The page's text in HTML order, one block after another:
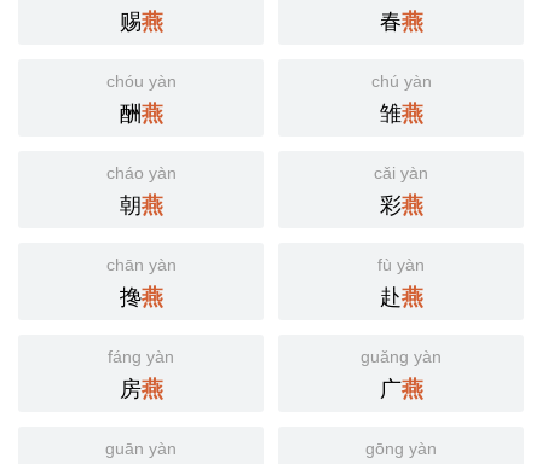
赐燕 春燕
chóu yàn
酬燕
chú yàn
雏燕
cháo yàn
朝燕
cǎi yàn
彩燕
chān yàn
搀燕
fù yàn
赴燕
fáng yàn
房燕
guǎng yàn
广燕
guān yàn gōng yàn